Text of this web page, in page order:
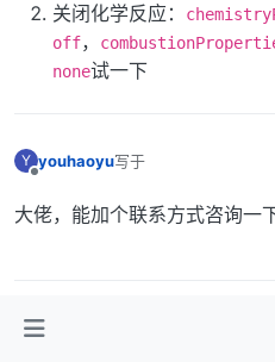
关闭化学反应：
off，
none试一下
Y youhaoyu写于
最后由 编辑
大佬，能加个联系方式咨询一
Z ztnuaa